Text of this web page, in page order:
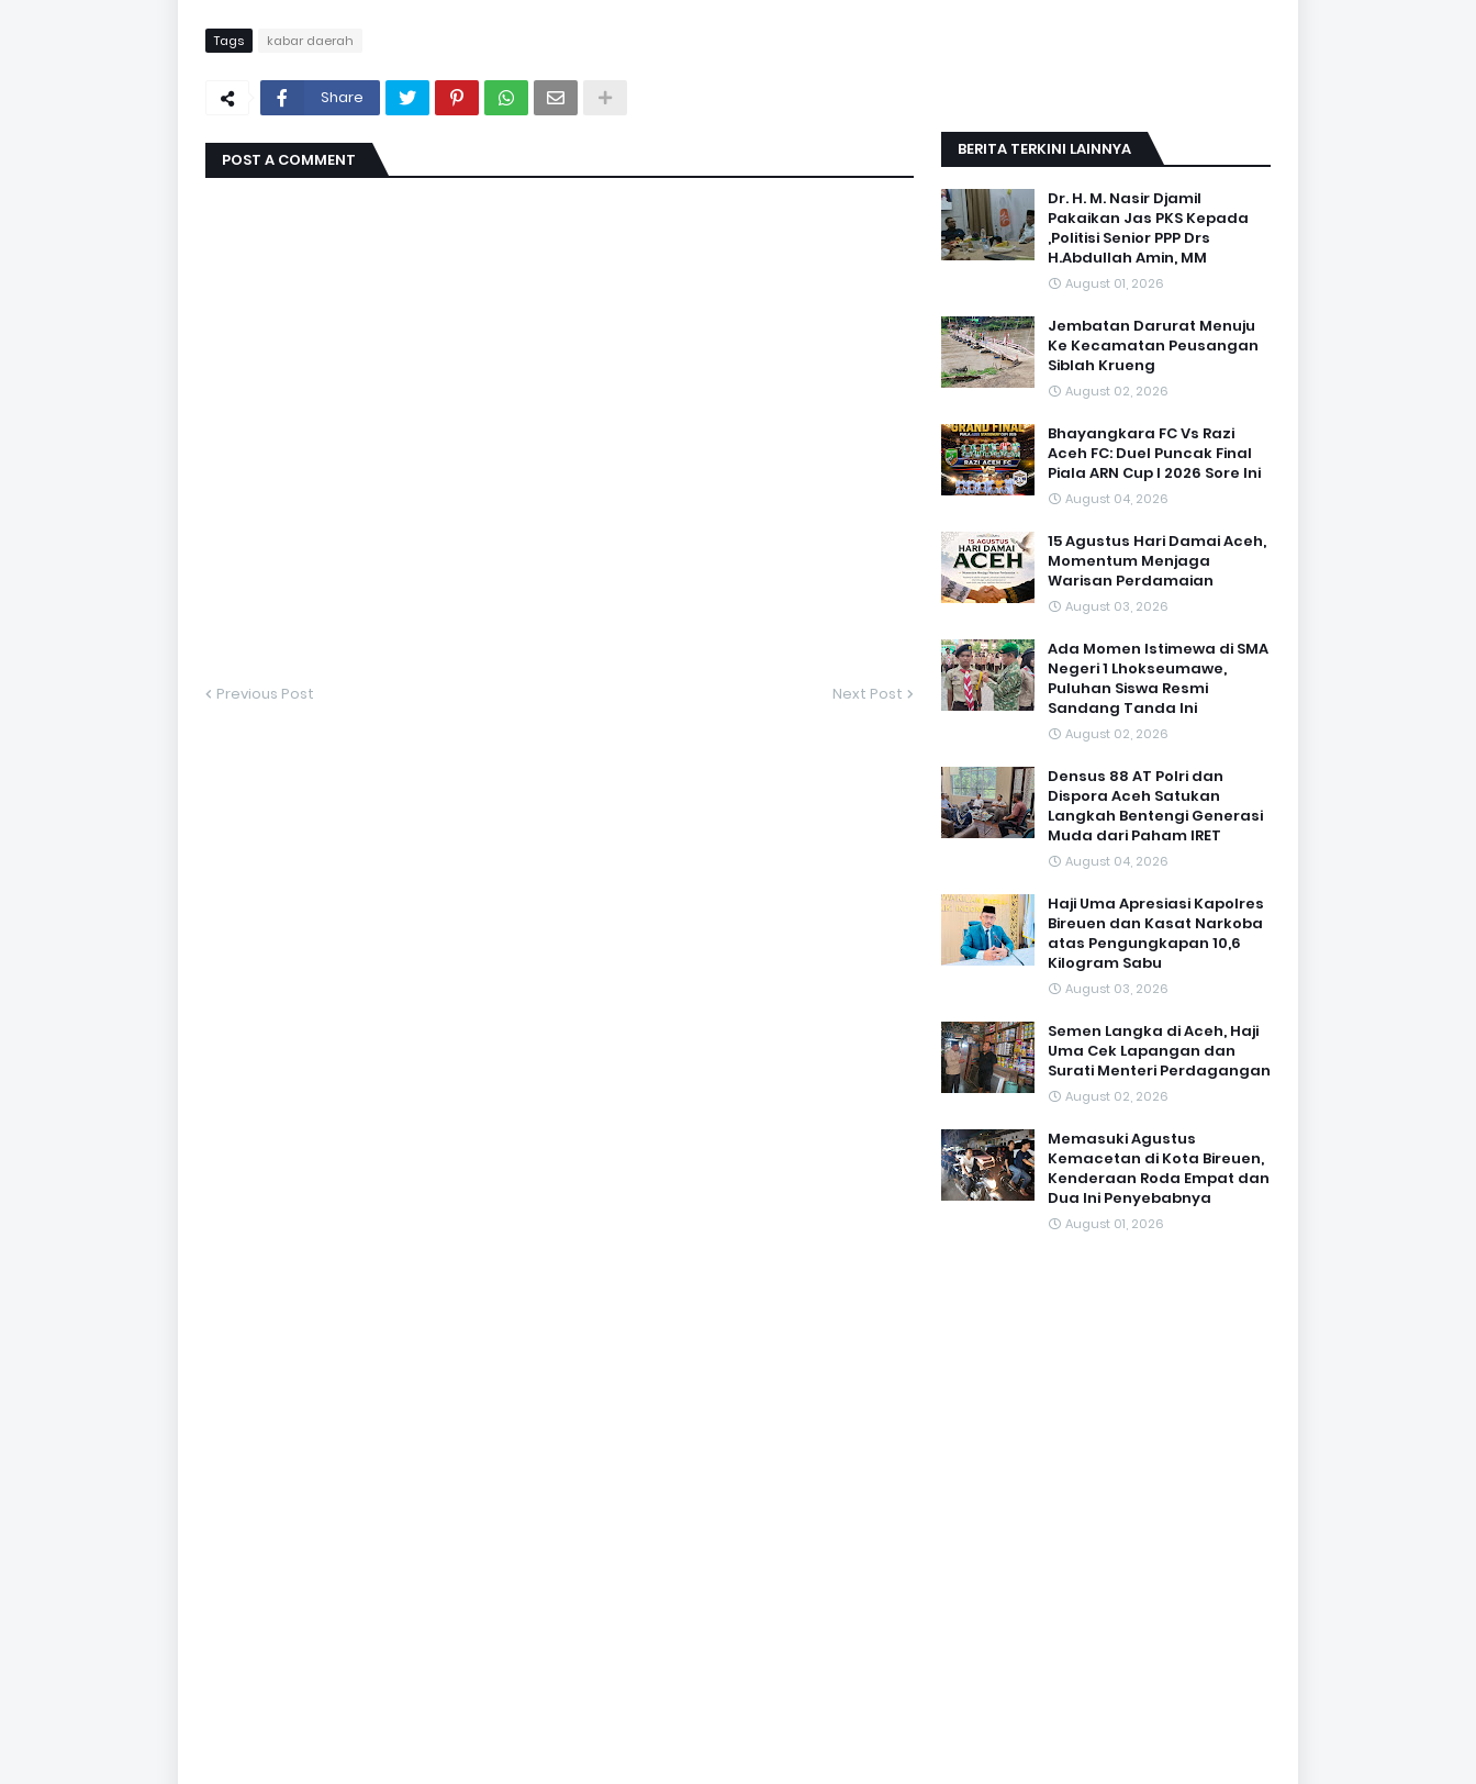
Tags kabar daerah
Share
POST A COMMENT
Previous Post Next Post
BERITA TERKINI LAINNYA
Dr. H. M. Nasir Djamil
Pakaikan Jas PKS Kepada
,Politisi Senior PPP Drs
H.Abdullah Amin, MM
August 01, 2026
Jembatan Darurat Menuju
Ke Kecamatan Peusangan
Siblah Krueng
August 02, 2026
Bhayangkara FC Vs Razi
Aceh FC: Duel Puncak Final
Piala ARN Cup I 2026 Sore Ini
August 04, 2026
15 Agustus Hari Damai Aceh,
Momentum Menjaga
Warisan Perdamaian
August 03, 2026
Ada Momen Istimewa di SMA
Negeri 1 Lhokseumawe,
Puluhan Siswa Resmi
Sandang Tanda Ini
August 02, 2026
Densus 88 AT Polri dan
Dispora Aceh Satukan
Langkah Bentengi Generasi
Muda dari Paham IRET
August 04, 2026
Haji Uma Apresiasi Kapolres
Bireuen dan Kasat Narkoba
atas Pengungkapan 10,6
Kilogram Sabu
August 03, 2026
Semen Langka di Aceh, Haji
Uma Cek Lapangan dan
Surati Menteri Perdagangan
August 02, 2026
Memasuki Agustus
Kemacetan di Kota Bireuen,
Kenderaan Roda Empat dan
Dua Ini Penyebabnya
August 01, 2026